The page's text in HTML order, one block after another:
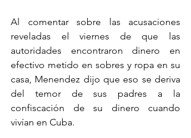
Al comentar sobre las acusaciones
reveladas el viernes de que las
autoridades encontraron dinero en
efectivo metido en sobres y ropa en su
casa, Menendez dijo que eso se deriva
del temor de sus padres a la
confiscación de su dinero cuando
vivían en Cuba.